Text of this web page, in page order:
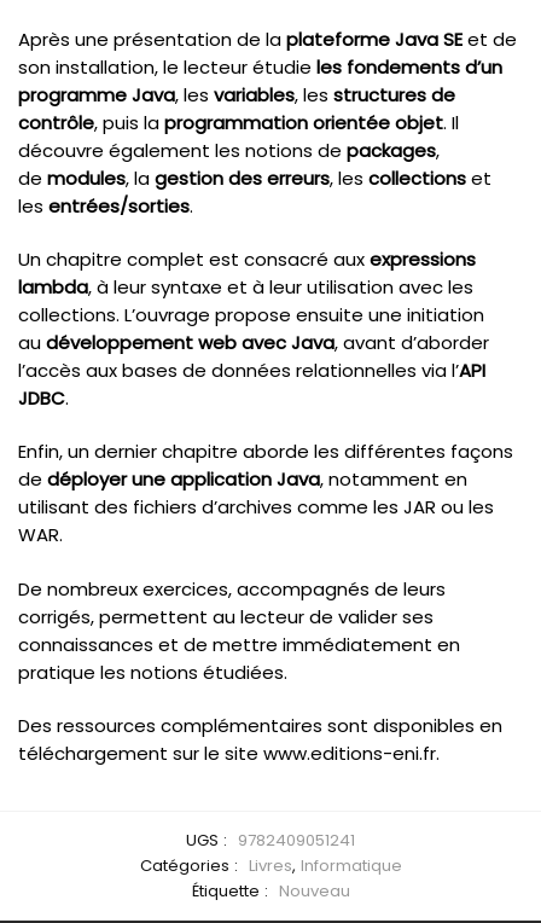
Après une présentation de laplateforme Java SEet de
son installation, le lecteur étudie les fondements d’un
programme Java, les variables, les structures de
contrôle, puis laprogrammation orientée objet. Il
découvre également les notions de packages,
de modules, lagestion des erreurs, les collectionset
les entrées/sorties.
Un chapitre complet est consacré auxexpressions
lambda, à leur syntaxe et à leur utilisation avec les
collections. L’ouvrage propose ensuite une initiation
audéveloppement web avec Java, avant d’aborder
l’accès aux bases de données relationnelles via l’API
JDBC.
Enfin, un dernier chapitre aborde les différentes façons
de déployer une application Java, notamment en
utilisant des fichiers d’archives comme les JAR ou les
WAR.
De nombreux exercices, accompagnés de leurs
corrigés, permettent au lecteur de valider ses
connaissances et de mettre immédiatement en
pratique les notions étudiées.
Des ressources complémentaires sont disponibles en
téléchargement sur le site www.editions-eni.fr.
UGS : 9782409051241
Catégories : Livres, Informatique
Étiquette : Nouveau